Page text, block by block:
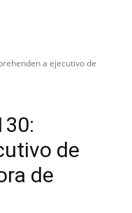
a ejecutivo de
de
de